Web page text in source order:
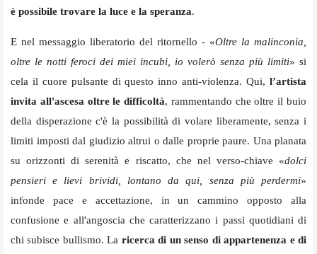
è possibile trovare la luce e la speranza.
E nel messaggio liberatorio del ritornello - «Oltre la malinconia,
oltre le notti feroci dei miei incubi, io volerò senza più limiti» si
cela il cuore pulsante di questo inno anti-violenza. Qui, l’artista
invita all'ascesa oltre le difficoltà, rammentando che oltre il buio
della disperazione c'è la possibilità di volare liberamente, senza i
limiti imposti dal giudizio altrui o dalle proprie paure. Una planata
su orizzonti di serenità e riscatto, che nel verso-chiave «dolci
pensieri e lievi brividi, lontano da qui, senza più perdermi»
infonde pace e accettazione, in un cammino opposto alla
confusione e all'angoscia che caratterizzano i passi quotidiani di
chi subisce bullismo. La ricerca di un senso di appartenenza e di